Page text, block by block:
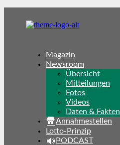
Magazin
Newsroom
Übersicht
Mitteilungen
Fotos
Videos
Daten & Fakten
Annahmestellen
Lotto-Prinzip
PODCAST